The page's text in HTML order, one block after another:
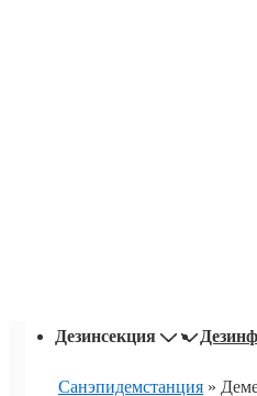
ОсновнаяДезинсекция
Санэпидемстанция »